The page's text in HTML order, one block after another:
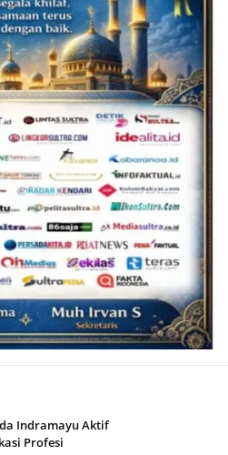
Indramayu Aktif
Profesi